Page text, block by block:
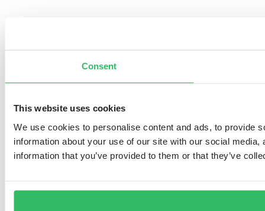
Consent
This website uses cookies
We use cookies to personalise content and ads, to provide
information about your use of our site with our social
information that you’ve provided to them or that they’ve